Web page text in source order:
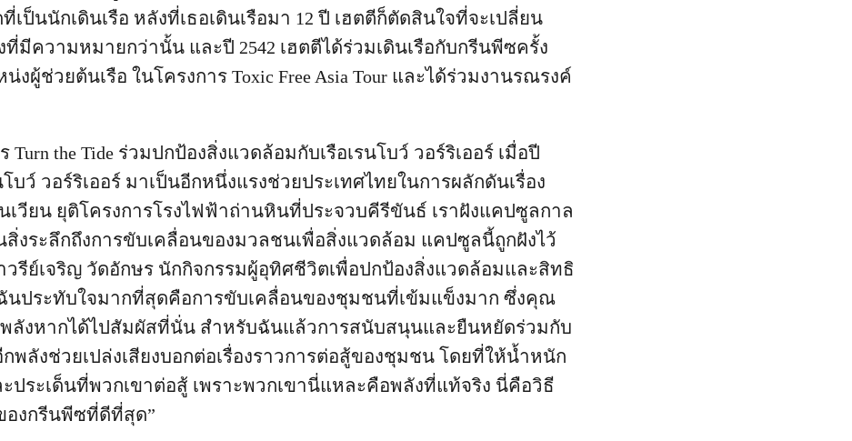
ป็นนักเดินเรือ หลังที่เธอเดินเรือมา 12 ปี เฮตตีก็ตัดสินใจที่จะเปลี่ยน
ที่มีความหมายกว่านั้น และปี 2542 เฮตตีได้ร่วมเดินเรือกับกรีนพีซครั้ง
งผู้ช่วยต้นเรือ ในโครงการ Toxic Free Asia Tour และได้ร่วมงานรณรงค์
Turn the Tide ร่วมปกป้องสิ่งแวดล้อมกับเรือเรนโบว์ วอร์ริเออร์ เมื่อปี
นโบว์ วอร์ริเออร์ มาเป็นอีกหนึ่งแรงช่วยประเทศไทยในการผลักดันเรื่อง
เวียน ยุติโครงการโรงไฟฟ้าถ่านหินที่ประจวบคีรีขันธ์ เราฝังแคปซูลกาล
สิ่งระลึกถึงการขับเคลื่อนของมวลชนเพื่อสิ่งแวดล้อม แคปซูลนี้ถูกฝังไว้
วรีย์เจริญ วัดอักษร นักกิจกรรมผู้อุทิศชีวิตเพื่อปกป้องสิ่งแวดล้อมและสิทธิ
นประทับใจมากที่สุดคือการขับเคลื่อนของชุมชนที่เข้มแข็งมาก ซึ่งคุณ
พลังหากได้ไปสัมผัสที่นั่น สำหรับฉันแล้วการสนับสนุนและยืนหยัดร่วมกับ
พลังช่วยเปล่งเสียงบอกต่อเรื่องราวการต่อสู้ของชุมชน โดยที่ให้น้ำหนัก
ประเด็นที่พวกเขาต่อสู้ เพราะพวกเขานี่แหละคือพลังที่แท้จริง นี่คือวิธี
องกรีนพีซที่ดีที่สุด”